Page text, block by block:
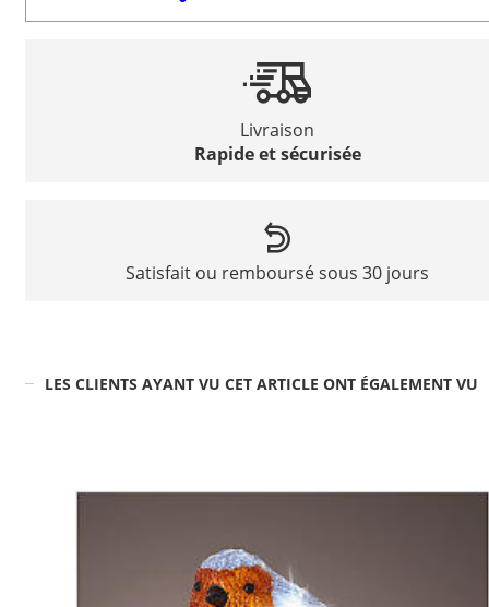
Livraison
Rapide et sécurisée
Satisfait ou remboursé sous 30 jours
LES CLIENTS AYANT VU CET ARTICLE ONT ÉGALEMENT VU